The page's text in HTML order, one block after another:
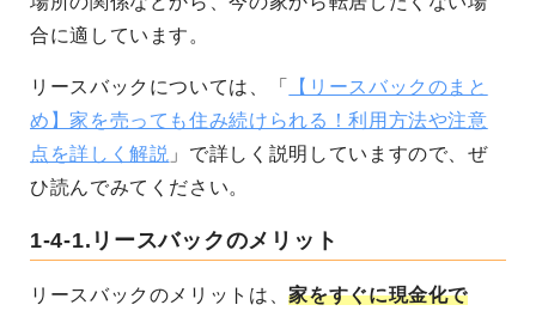
合に適しています。
リースバックについては、「
【リースバックのまと
め】家を売っても住み続けられる！利用方法や注意
点を詳しく解説 」で詳しく説明していますので、ぜ
ひ読んでみてください。
1-4-1. リースバックのメリット
リースバックのメリットは、家をすぐに現金化で